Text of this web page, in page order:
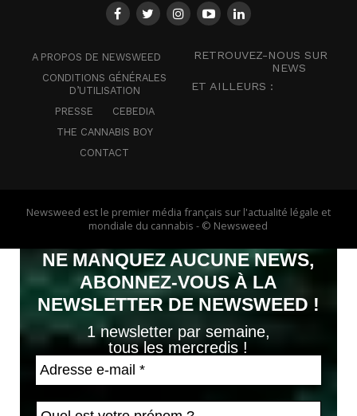
A PROPOS DE NEWSWEED
CONDITIONS GÉNÉRALES
D’UTILISATION
PRESSE
CEBEDIA
THE CANNABIS BOY
CONTACT
RETROUVEZ-NOUS SUR
NEWS
ET AILLEURS :
Newsweed est le premier média français sur l'actualité légale et
mondiale du cannabis - © Newsweed
NE MANQUEZ AUCUNE NEWS,
ABONNEZ-VOUS À LA
NEWSLETTER DE NEWSWEED !
1 newsletter par semaine,
tous les mercredis !